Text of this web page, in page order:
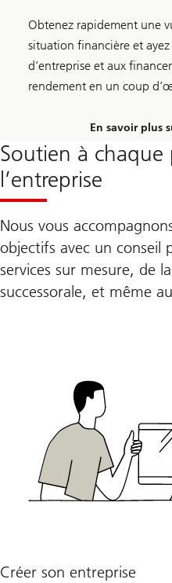
Obtenez rapidement une
situation financière et ayez
d’entreprise et aux
rendement en un coup
En savoir plus
Soutien à chaque
l’entreprise
Nous vous
objectifs avec un conseil
services sur mesure, de
successorale, et même
Créer son entreprise